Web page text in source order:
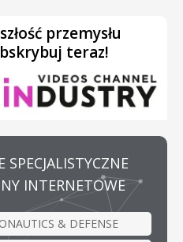
przemysłu
teraz!
SPECJALISTYCZNE
INTERNETOWE
& DEFENSE